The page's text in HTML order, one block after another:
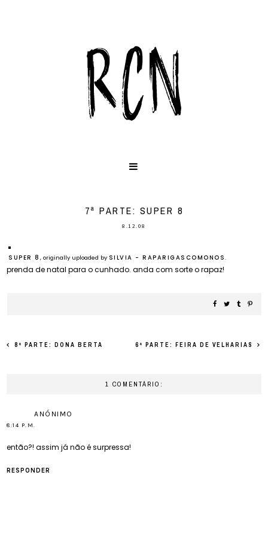
7ª PARTE: SUPER 8
8.12.08
SUPER 8 , originally uploaded by SILVIA - RAPARIGASCOMONOS.
prenda de natal para o cunhado. anda com sorte o rapaz!
8ª PARTE: DONA BERTA 6ª PARTE: FEIRA DE VELHARIAS
1 COMENTÁRIO:
ANÓNIMO
8:14 P.M.
então?! assim já não é surpressa!
RESPONDER